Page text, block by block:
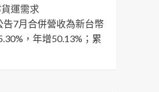
運需求
告7月合併營收為新台幣
，年增50.13%；累